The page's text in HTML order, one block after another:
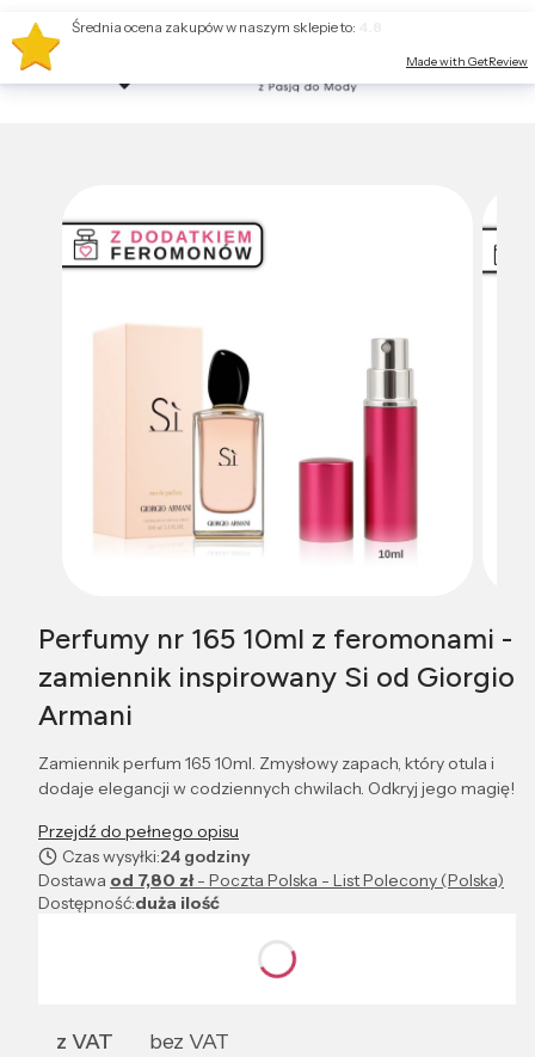
Perfumy nr 165 10ml z feromonami -
zamiennik inspirowany Si od Giorgio
Armani
Zamiennik perfum 165 10ml. Zmysłowy zapach, który otula i
dodaje elegancji w codziennych chwilach. Odkryj jego magię!
Przejdź do pełnego opisu
Czas wysyłki:24 godziny
Dostawa od 7,80 zł- Poczta Polska - List Polecony (Polska)
Dostępność:duża ilość
Poszczególne warianty mogą różnić się ceną
z VAT bez VAT
Średnia ocena zakupów w naszym sklepie to:
Made with GetReview